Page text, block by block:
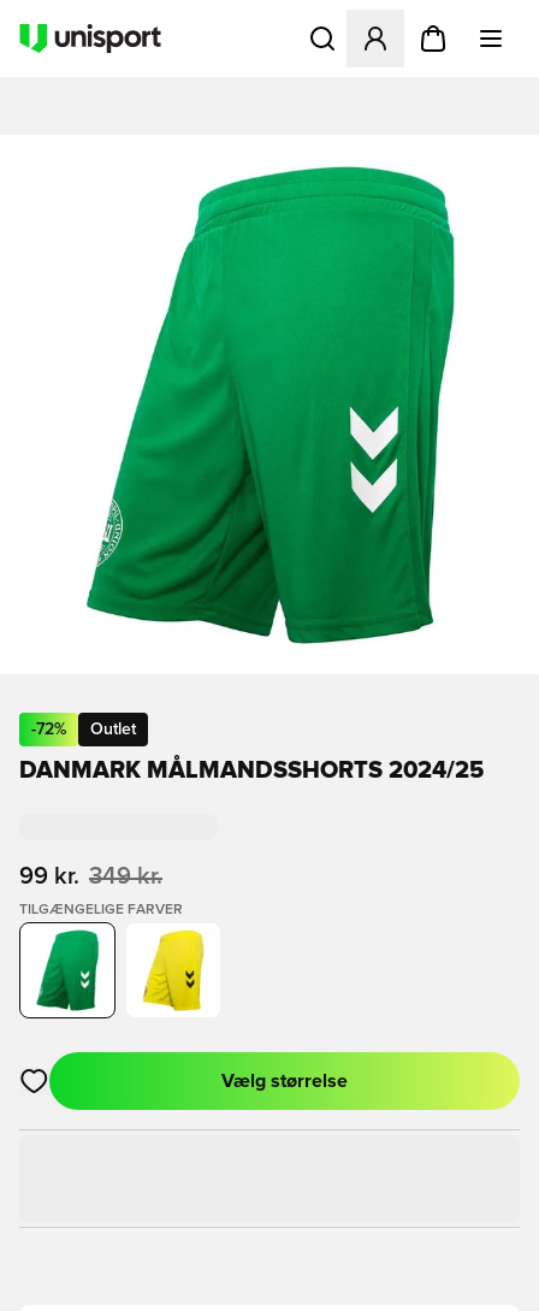
Åbner en Modal til at
-72% Outlet
DANMARK MÅLMANDSSHORTS 2024/25
99 kr. 349 kr.
TILGÆNGELIGE FARVER
Åbner en Modal til at logge ind eller tilmelde dig som medlem
Vælg størrelse